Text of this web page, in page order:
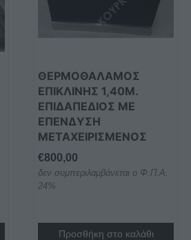
ΘΕΡΜΟΘΑΛΑΜΟΣ
ΕΠΙΚΛΙΝΗΣ 1,40Μ.
ΕΠΙΔΑΠΕΔΙΟΣ ΜΕ
ΕΠΕΝΔΥΣΗ
ΜΕΤΑΧΕΙΡΙΣΜΕΝΟΣ
€800,00
δεν συμπεριλαμβάνεται ο Φ.Π.Α.
24%
Προσθήκη στο καλάθι